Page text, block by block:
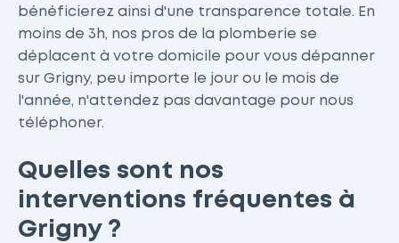
bénéficierez ainsi d'une transparence totale. En
moins de 3h, nos pros de la plomberie se
déplacent à votre domicile pour vous dépanner
sur Grigny, peu importe le jour ou le mois de
l'année, n'attendez pas davantage pour nous
téléphoner.
Quelles sont nos
interventions fréquentes à
Grigny ?